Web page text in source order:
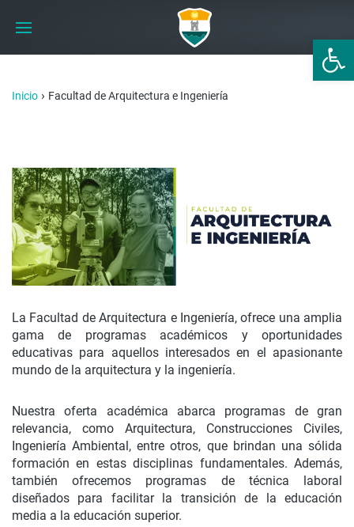
Abrir
Inicio › Facultad de Arquitectura e Ingeniería
La Facultad de Arquitectura e Ingeniería, ofrece una amplia
gama de programas académicos y oportunidades
educativas para aquellos interesados en el apasionante
mundo de la arquitectura y la ingeniería.
Nuestra oferta académica abarca programas de gran
relevancia, como Arquitectura, Construcciones Civiles,
Ingeniería Ambiental, entre otros, que brindan una sólida
formación en estas disciplinas fundamentales. Además,
también ofrecemos programas de técnica laboral
diseñados para facilitar la transición de la educación
media a la educación superior.